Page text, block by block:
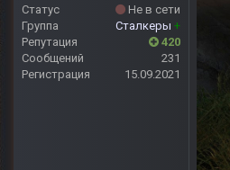
Статус
Не в сети
Группа
Сталкеры +
Репутация
420
Сообщений
231
Регистрация
15.09.2021